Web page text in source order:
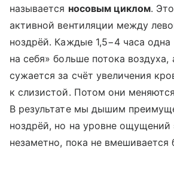
называется носовым циклом.
активной вентиляции между
ноздрёй. Каждые 1,5−4 часа одна
на себя» больше потока воздуха,
сужается за счёт увеличения
к слизистой. Потом они
В результате мы дышим
ноздрёй, но на уровне ощущений
незаметно, пока не вмешивается